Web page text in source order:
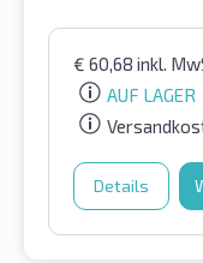
€ 60,68 inkl.
AUF LAGER
Details